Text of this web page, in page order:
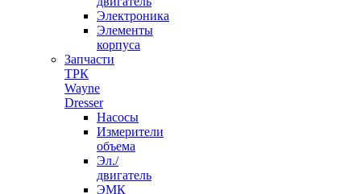
Электроника
Элементы
корпуса
Запчасти
ТРК
Wayne
Dresser
Насосы
Измерители
объема
Эл./
двигатель
ЭМК